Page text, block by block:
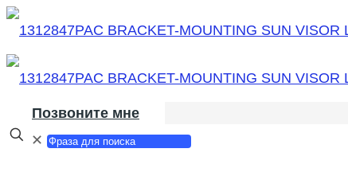
Позвоните мне
✕